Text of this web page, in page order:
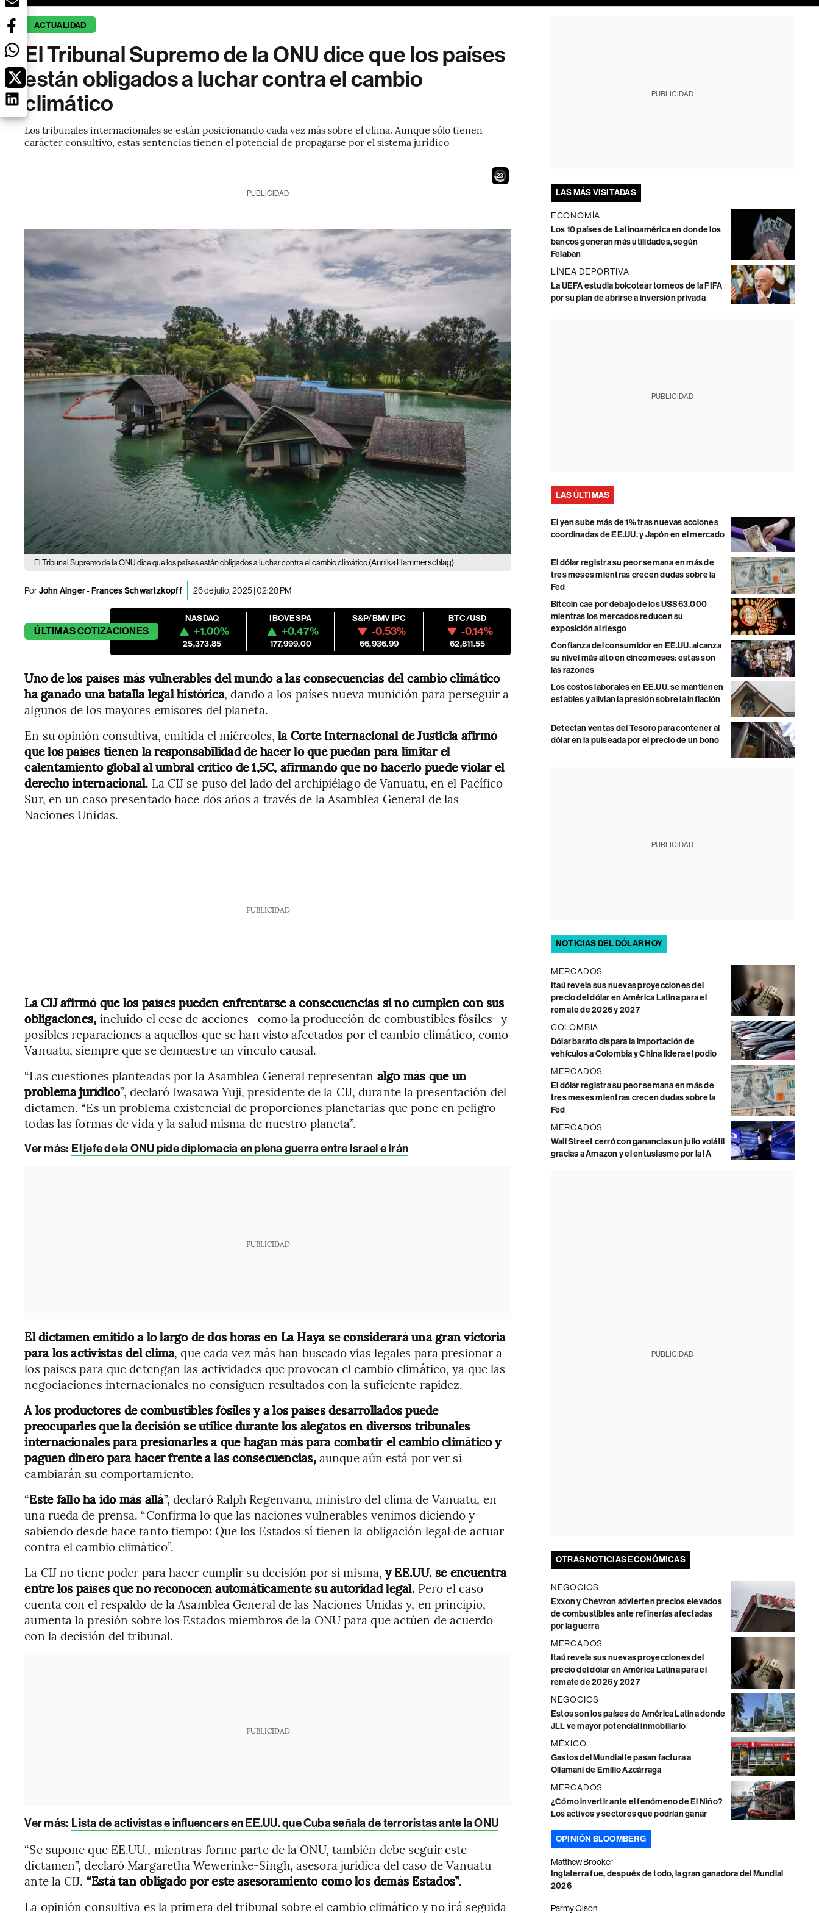
ACTUALIDAD
El Tribunal Supremo de la ONU dice que los países
están obligados a luchar contra el cambio
climático
Los tribunales internacionales se están posicionando cada vez más sobre el clima. Aunque sólo tienen
carácter consultivo, estas sentencias tienen el potencial de propagarse por el sistema jurídico
21
PUBLICIDAD
El Tribunal Supremo de la ONU dice que los países están obligados a luchar contra el cambio climático.(Annika Hammerschlag)
PorJohn Ainger - Frances Schwartzkopff 26 de julio, 2025 | 02:28 PM
ÚLTIMASCOTIZACIONES
NASDAQ
+1.00%
25,373.85
IBOVESPA
+0.47%
177,999.00
S&P/BMV IPC
-0.53%
66,936.99
BTC/USD
-0.14%
62,811.55
Uno de los países más vulnerables del mundo a las consecuencias del cambio climático
ha ganado una batalla legal histórica, dando a los países nueva munición para perseguir a
algunos de los mayores emisores del planeta.
En su opinión consultiva, emitida el miércoles, la Corte Internacional de Justicia afirmó
que los países tienen la responsabilidad de hacer lo que puedan para limitar el
calentamiento global al umbral crítico de 1,5C, afirmando que no hacerlo puede violar el
derecho internacional. La CIJ se puso del lado del archipiélago de Vanuatu, en el Pacífico
Sur, en un caso presentado hace dos años a través de la Asamblea General de las
Naciones Unidas.
PUBLICIDAD
La CIJ afirmó que los países pueden enfrentarse a consecuencias si no cumplen con sus
obligaciones, incluido el cese de acciones -como la producción de combustibles fósiles- y
posibles reparaciones a aquellos que se han visto afectados por el cambio climático, como
Vanuatu, siempre que se demuestre un vínculo causal.
“Las cuestiones planteadas por la Asamblea General representan algo más que un
problema jurídico”, declaró Iwasawa Yuji, presidente de la CIJ, durante la presentación del
dictamen. “Es un problema existencial de proporciones planetarias que pone en peligro
todas las formas de vida y la salud misma de nuestro planeta”.
Ver más: El jefe de la ONU pide diplomacia en plena guerra entre Israel e Irán
PUBLICIDAD
El dictamen emitido a lo largo de dos horas en La Haya se considerará una gran victoria
para los activistas del clima, que cada vez más han buscado vías legales para presionar a
los países para que detengan las actividades que provocan el cambio climático, ya que las
negociaciones internacionales no consiguen resultados con la suficiente rapidez.
A los productores de combustibles fósiles y a los países desarrollados puede
preocuparles que la decisión se utilice durante los alegatos en diversos tribunales
internacionales para presionarles a que hagan más para combatir el cambio climático y
paguen dinero para hacer frente a las consecuencias,aunque aún está por ver si
cambiarán su comportamiento.
“Este fallo ha ido más allá”, declaró Ralph Regenvanu, ministro del clima de Vanuatu, en
una rueda de prensa. “Confirma lo que las naciones vulnerables venimos diciendo y
sabiendo desde hace tanto tiempo: Que los Estados sí tienen la obligación legal de actuar
contra el cambio climático”.
La CIJ no tiene poder para hacer cumplir su decisión por sí misma,y EE.UU. se encuentra
entre los países que no reconocen automáticamente su autoridad legal.Pero el caso
cuenta con el respaldo de la Asamblea General de las Naciones Unidas y, en principio,
aumenta la presión sobre los Estados miembros de la ONU para que actúen de acuerdo
con la decisión del tribunal.
PUBLICIDAD
Ver más: Lista de activistas e influencers en EE.UU. que Cuba señala de terroristas ante la ONU
“Se supone que EE.UU., mientras forme parte de la ONU, también debe seguir este
dictamen”, declaró Margaretha Wewerinke-Singh, asesora jurídica del caso de Vanuatu
ante la CIJ. “Está tan obligado por este asesoramiento como los demás Estados”.
La opinión consultiva es la primera del tribunal sobre el cambio climático y no irá seguida
PUBLICIDAD
LAS MÁS VISITADAS
ECONOMÍA
Los 10 países de Latinoamérica en donde los
bancos generan más utilidades, según
Felaban
LÍNEA DEPORTIVA
La UEFA estudia boicotear torneos de la FIFA
por su plan de abrirse a inversión privada
PUBLICIDAD
LAS ÚLTIMAS
El yen sube más de 1% tras nuevas acciones
coordinadas de EE.UU. y Japón en el mercado
El dólar registra su peor semana en más de
tres meses mientras crecen dudas sobre la
Fed
Bitcoin cae por debajo de los US$63.000
mientras los mercados reducen su
exposición al riesgo
Confianza del consumidor en EE.UU. alcanza
su nivel más alto en cinco meses: estas son
las razones
Los costos laborales en EE.UU. se mantienen
estables y alivian la presión sobre la inflación
Detectan ventas del Tesoro para contener al
dólar en la pulseada por el precio de un bono
PUBLICIDAD
NOTICIAS DEL DÓLAR HOY
MERCADOS
Itaú revela sus nuevas proyecciones del
precio del dólar en América Latina para el
remate de 2026 y 2027
COLOMBIA
Dólar barato dispara la importación de
vehículos a Colombia y China lidera el podio
MERCADOS
El dólar registra su peor semana en más de
tres meses mientras crecen dudas sobre la
Fed
MERCADOS
Wall Street cerró con ganancias un julio volátil
gracias a Amazon y el entusiasmo por la IA
PUBLICIDAD
OTRAS NOTICIAS ECONÓMICAS
NEGOCIOS
Exxon y Chevron advierten precios elevados
de combustibles ante refinerías afectadas
por la guerra
MERCADOS
Itaú revela sus nuevas proyecciones del
precio del dólar en América Latina para el
remate de 2026 y 2027
NEGOCIOS
Estos son los países de América Latina donde
JLL ve mayor potencial inmobiliario
MÉXICO
Gastos del Mundial le pasan factura a
Ollamani de Emilio Azcárraga
MERCADOS
¿Cómo invertir ante el fenómeno de El Niño?
Los activos y sectores que podrían ganar
OPINIÓN BLOOMBERG
Matthew Brooker
Inglaterra fue, después de todo, la gran ganadora del Mundial
2026
Parmy Olson